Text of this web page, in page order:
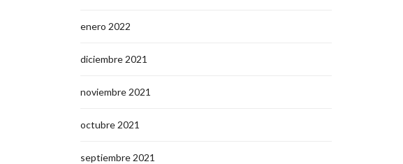
enero 2022
diciembre 2021
noviembre 2021
octubre 2021
septiembre 2021